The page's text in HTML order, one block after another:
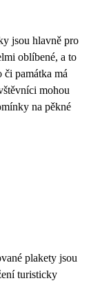
jsou hlavně pro
oblíbené, a to
či památka má
mohou
na pěkné
plakety jsou
turisticky